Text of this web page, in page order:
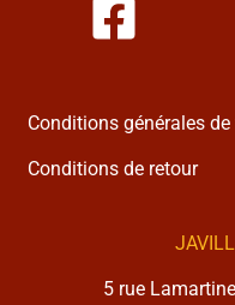
Conditions générales de
Conditions de retour
5 rue